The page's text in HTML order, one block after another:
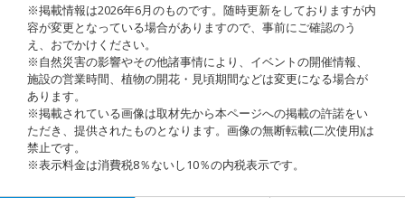
※掲載情報は2026年6月のものです。随時更新をしておりますが内
容が変更となっている場合がありますので、事前にご確認のう
え、おでかけください。
※自然災害の影響やその他諸事情により、イベントの開催情報、
施設の営業時間、植物の開花・見頃期間などは変更になる場合が
あります。
※掲載されている画像は取材先から本ページへの掲載の許諾をい
ただき、提供されたものとなります。画像の無断転載(二次使用)は
禁止です。
※表示料金は消費税8％ないし10％の内税表示です。